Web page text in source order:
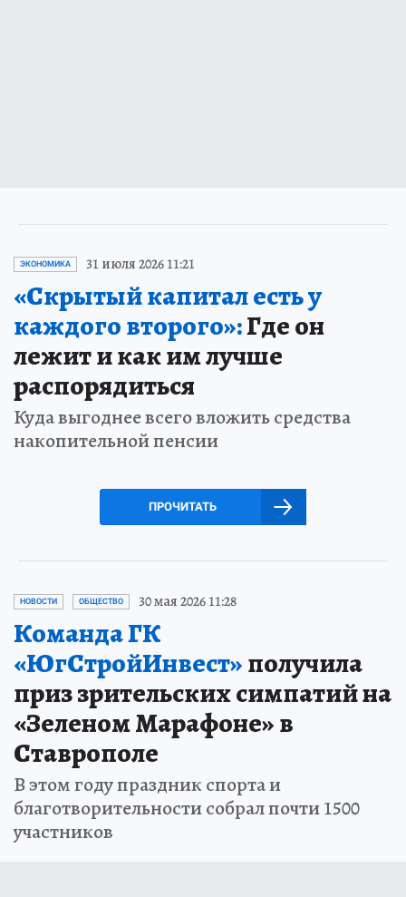
ЭКОНОМИКА 31 июля 2026 11:21
«Скрытый капитал есть у
каждого второго»:Где он
лежит и как им лучше
распорядиться
Куда выгоднее всего вложить средства
накопительной пенсии
ПРОЧИТАТЬ
НОВОСТИ ОБЩЕСТВО 30 мая 2026 11:28
Команда ГК
«ЮгСтройИнвест»получила
приз зрительских симпатий на
«Зеленом Марафоне» в
Ставрополе
В этом году праздник спорта и
благотворительности собрал почти 1500
участников